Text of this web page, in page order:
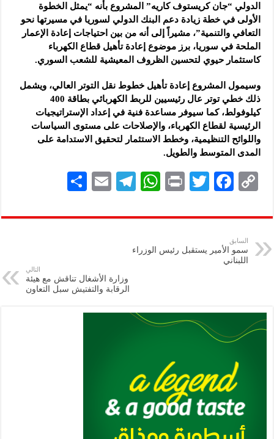
الدولي “جان كريستوف كاريه” المشروع بأنه “يمثل الخطوة
الأولى في خطة زيادة دعم البنك الدولي لسوريا في مسيرتها نحو
التعافي والتنمية”، مشيراً إلى أنه من بين احتياجات إعادة الإعمار
الملحة في سوريا، برز موضوع إعادة تأهيل قطاع الكهرباء
كاستثمار حيوي لتحسين الظروف المعيشية للشعب السوري.
وسيمول المشروع إعادة تأهيل خطوط نقل التوتر العالي، ويشمل
ذلك خطي توتر عال رئيسيين للربط الكهربائي بطاقة 400
كيلوفولط، كما سيوفر مساعدة فنية في إعداد الإستراتيجيات
الرئيسية لقطاع الكهرباء، والإصلاحات على مستوى السياسات
واللوائح التنظيمية، وخطط الاستثمار لتحقيق الاستدامة على
المدى المتوسط والطويل.
C
p
y
Li
F
eb
k
T
tt
P
nt
W
at
A
Te
gr
E
ai
ar
السابق
سمو الأمير يستقبل رئيس الوزراء
اللبناني
التالي
وزارة الأشغال تناقش مع هيئة
الرقابة والتفتيش سبل التعاون